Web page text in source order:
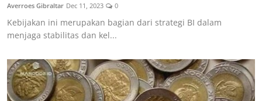
Averroes Gibraltar Dec 11, 2023 0
Kebijakan ini merupakan bagian dari strategi BI dalam
menjaga stabilitas dan kel...